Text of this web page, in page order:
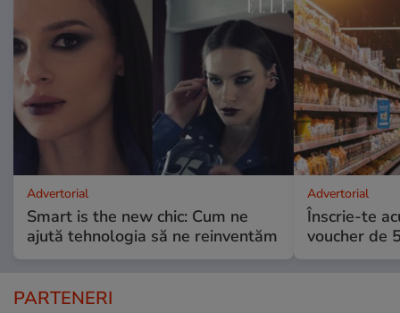
Advertorial
Smart is the new chic: Cum ne
ajută tehnologia să ne reinventăm
Advertorial
Înscrie-te
voucher de
PARTENERI